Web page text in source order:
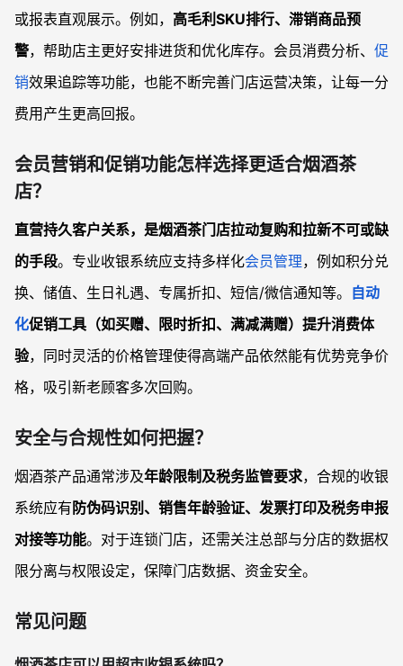
或报表直观展示。例如， 高毛利SKU排行、滞销商品预
警，帮助店主更好安排进货和优化库存。会员消费分析、 促
销效果追踪等功能，也能不断完善门店运营决策，让每一分
费用产生更高回报。
会员营销和促销功能怎样选择更适合烟酒茶
店？
直营持久客户关系，是烟酒茶门店拉动复购和拉新不可或缺
的手段。专业收银系统应支持多样化会员管理，例如积分兑
换、储值、生日礼遇、专属折扣、短信/微信通知等。 自动
化促销工具（如买赠、限时折扣、满减满赠）提升消费体
验，同时灵活的价格管理使得高端产品依然能有优势竞争价
格，吸引新老顾客多次回购。
安全与合规性如何把握？
烟酒茶产品通常涉及年龄限制及税务监管要求，合规的收银
系统应有 防伪码识别、销售年龄验证、发票打印及税务申报
对接等功能。对于连锁门店，还需关注总部与分店的数据权
限分离与权限设定，保障门店数据、资金安全。
常见问题